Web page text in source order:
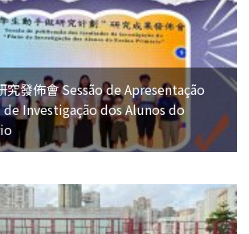
究發佈會 Sessão de Apresentação
Investigação dos Alunos do